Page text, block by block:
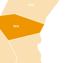
YVZ
ARB